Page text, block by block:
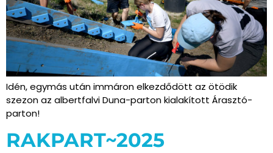
Idén, egymás után immáron elkezdődött az ötödik
szezon az albertfalvi Duna-parton kialakított Árasztó-
parton!
RAKPART~2025